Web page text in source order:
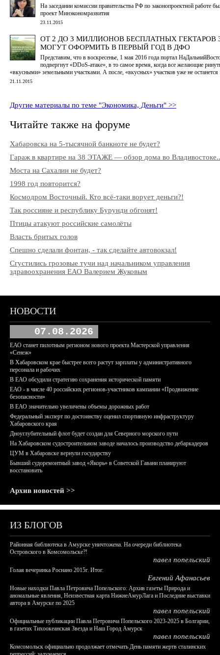
На заседании комиссии правительства РФ по законопроектной работе
проект Минэкономразвития
23.11.2015
ОТ 2 ДО 3 МИЛЛИОНОВ БЕСПЛАТНЫХ ГЕКТАРОВ
МОГУТ ОФОРМИТЬ В ПЕРВЫЙ ГОД В ДФО
Представим, что в воскресенье, 1 мая 2016 года портал
подвергнут «DDoS-атаке», в то самое время, когда все желающие
«вкусными» земельными участками. А после, «вкусных» участков уже не останется
21.11.2015
Другие материалы по теме "Экономика, Деньги" >>
Читайте также на форуме
Хабаровска на 5-тысячной банкноте не будет?
Гараж в квартире на 38 ЭТАЖЕ — обзор дома во
Моста на Сахалин не будет?
1998 год повторится?
Космодром Восточный. Кто всё-таки ворует деньги?!
Так россияне и республику Бурунди обгонят!
Птицы атакуют российские самолёты
Власть бритых голов
Спешно сделали фонтан, - так сделайте автовокзал!
Сгустились грозовые тучи над начальником управления
здравоохранения ЕАО Валерием Жуковым
НОВОСТИ
07.08.2026
ЕАО станет пилотным регионом нового проекта Мастерской управления
«Сенеж»
В Хабаровском крае быстрее всего растут зарплаты у административного
персонала и рабочих
В ЕАО обсудили стратегию сохранения исторической памяти
ЕАО - в числе 40 российских регионов-участников кампании «Продвижение
безопасности»
В ЕАО значительно увеличены объемы дорожных работ
Федеральный эксперт по достоинству оценил спортивную инфраструктуру
Хабаровского края
Дноуглубительный флот будет создан для Северного морского пути
На Хабаровском судостроительном заводе началось производство дебаркадеров
ЦУМ в Хабаровске вернули государству
Бывший судоремонтный завод «Якорь» в Советской Гавани планируют
восстановить
Архив новостей >>
ИЗ БЛОГОВ
Районная библиотека в Амурске уничтожена. На очереди библиотека
Островского в Комсомольске?!
павел попельский
Голая вечеринка Роснано 2015г. Итог.
Евгений Афанасьев
Новые находки Павла Петровича Попельского: Архив газеты Природа и
аномальные явления, Неизвестная карта НижнеАмурЛага и Последние выставки
автора в Амурске по 2025
павел попельский
Официальные публикации Павла Петровича Попельского 2023-2025 в Болгарии,
в газетах Тихоокеанская Звезда и Наш Город Амурск
павел попельский
Комсомольск официально продолжает отмечать День памяти жертв сталинских